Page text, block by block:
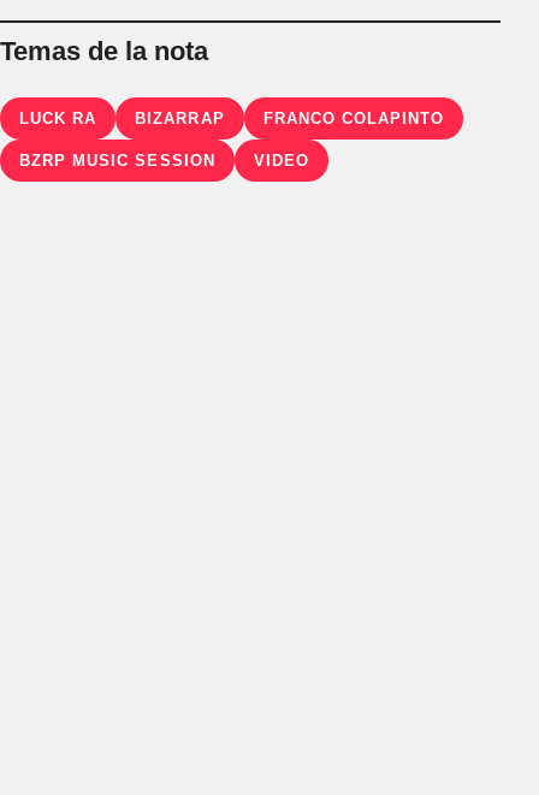
Temas de la nota
LUCK RA BIZARRAP FRANCO COLAPINTO
BZRP MUSIC SESSION VIDEO